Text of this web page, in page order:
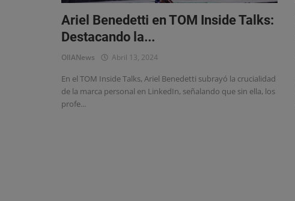
Ariel Benedetti en TOM Inside Talks:
Destacando la...
OlIANews Abril 13, 2024
En el TOM Inside Talks, Ariel Benedetti subrayó la crucialidad
de la marca personal en LinkedIn, señalando que sin ella, los
profe...